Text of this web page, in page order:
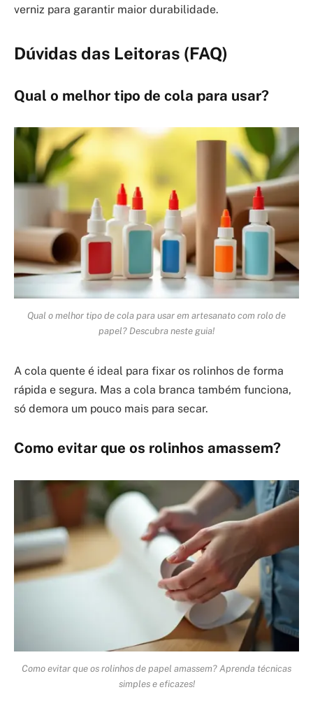
verniz para garantir maior durabilidade.
Dúvidas das Leitoras (FAQ)
Qual o melhor tipo de cola para usar?
Qual o melhor tipo de cola para usar em artesanato com rolo de
papel? Descubra neste guia!
A cola quente é ideal para fixar os rolinhos de forma
rápida e segura. Mas a cola branca também funciona,
só demora um pouco mais para secar.
Como evitar que os rolinhos amassem?
Como evitar que os rolinhos de papel amassem? Aprenda técnicas
simples e eficazes!